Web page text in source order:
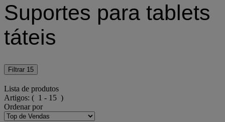
Suportes para tablets
táteis
Filtrar 15
Lista de produtos
Artigos: ( 1 - 15 )
Ordenar por